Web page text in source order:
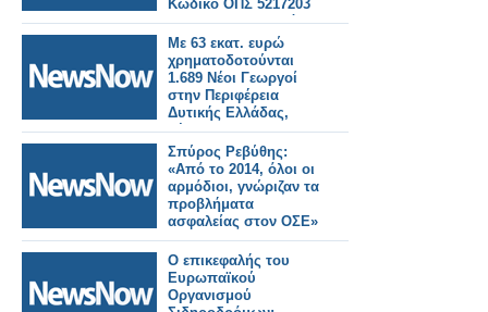
Κωδικό ΟΠΣ 5217203
στο Επιχειρησιακό
Πρόγραμμα «Δυτική
Ελλάδα 2014-2020»
Με 63 εκατ. ευρώ
χρηματοδοτούνται
1.689 Νέοι Γεωργοί
στην Περιφέρεια
Δυτικής Ελλάδας,
μέσω του ΠΑΑ 2014-
2020
Σπύρος Ρεβύθης:
«Από το 2014, όλοι οι
αρμόδιοι, γνώριζαν τα
προβλήματα
ασφαλείας στον ΟΣΕ»
Ο επικεφαλής του
Eυρωπαϊκού
Οργανισμού